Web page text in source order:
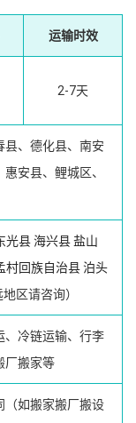
运输时效
2-7天
县、德化县、南安
安县、鲤城区、
光县海兴县盐山
村回族自治县 泊头
地区请咨询）
、冷链运输、行李
厂搬家等
（如搬家搬厂搬设